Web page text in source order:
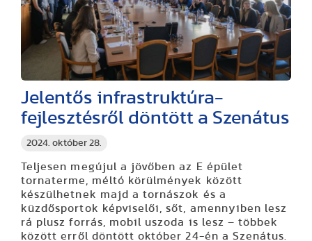
2024. október 28.
Jelentős infrastruktúra-
fejlesztésről döntött a Szenátus
Teljesen megújul a jövőben az E épület
tornaterme, méltó körülmények között
készülhetnek majd a tornászok és a
küzdősportok képviselői, sőt, amennyiben lesz
rá plusz forrás, mobil uszoda is lesz – többek
között erről döntött október 24-én a Szenátus.